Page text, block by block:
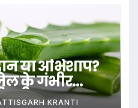
या अभिशाप?
के गंभीर
KRANTI